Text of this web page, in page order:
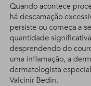
Quando acontece
há descamação
persiste ou começa a
quantidade
desprendendo do
uma inflamação, a
dermatologista
Valcinir Bedin.